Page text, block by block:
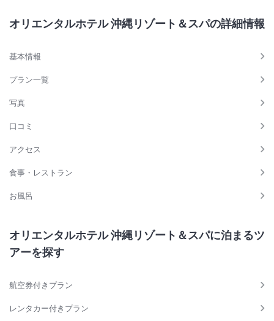
◇ロビー階 フロント横トイレ（温水便座は使用できません）
オリエンタルホテル 沖縄リゾート＆スパの詳細情報
基本情報
プラン一覧
写真
口コミ
アクセス
食事・レストラン
お風呂
オリエンタルホテル 沖縄リゾート＆スパに泊まるツ
アーを探す
航空券付きプラン
レンタカー付きプラン